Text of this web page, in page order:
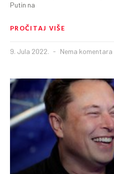
Putin na
PROČITAJ VIŠE
9. Jula 2022. Nema komentara